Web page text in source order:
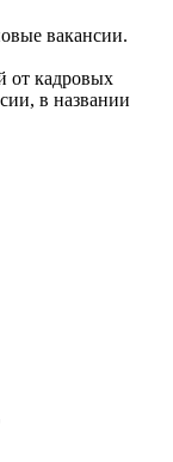
вакансии.
от кадровых
в названии